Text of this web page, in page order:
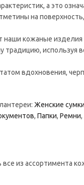
а это
на
наши кожаные
используя
вдохновения,
Женские сумки
, Папки, Ремни,
из ассортимента